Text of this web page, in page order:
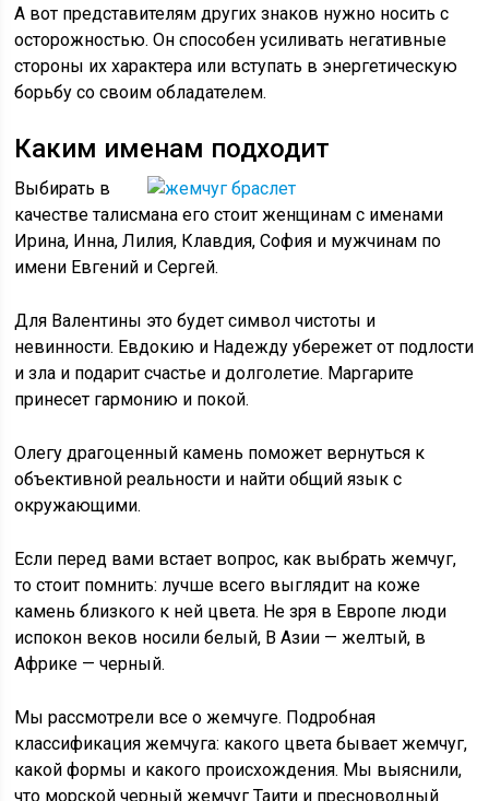
А вот представителям других знаков нужно носить с
осторожностью. Он способен усиливать негативные
стороны их характера или вступать в энергетическую
борьбу со своим обладателем.
Каким именам подходит
Выбирать в
качестве талисмана его стоит женщинам с именами
Ирина, Инна, Лилия, Клавдия, София и мужчинам по
имени Евгений и Сергей.
Для Валентины это будет символ чистоты и
невинности. Евдокию и Надежду убережет от подлости
и зла и подарит счастье и долголетие. Маргарите
принесет гармонию и покой.
Олегу драгоценный камень поможет вернуться к
объективной реальности и найти общий язык с
окружающими.
Если перед вами встает вопрос, как выбрать жемчуг,
то стоит помнить: лучше всего выглядит на коже
камень близкого к ней цвета. Не зря в Европе люди
испокон веков носили белый, В Азии — желтый, в
Африке — черный.
Мы рассмотрели все о жемчуге. Подробная
классификация жемчуга: какого цвета бывает жемчуг,
какой формы и какого происхождения. Мы выяснили,
что морской черный жемчуг Таити и пресноводный